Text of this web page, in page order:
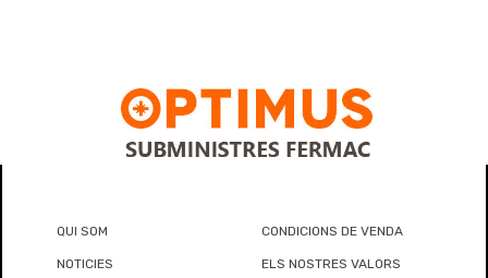
QUI SOM CONDICIONS DE VENDA
NOTICIES ELS NOSTRES VALORS